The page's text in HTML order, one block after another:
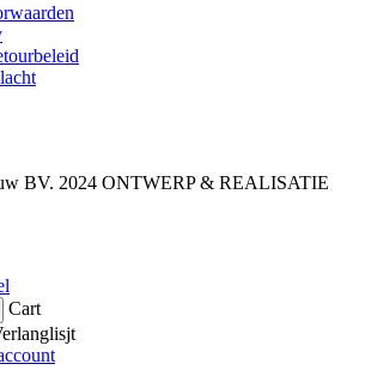
BV. 2024 ONTWERP & REALISATIE
Cart